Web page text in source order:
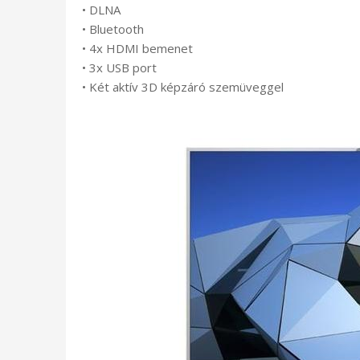
• DLNA
• Bluetooth
• 4x HDMI bemenet
• 3x USB port
• Két aktív 3D képzáró szemüveggel